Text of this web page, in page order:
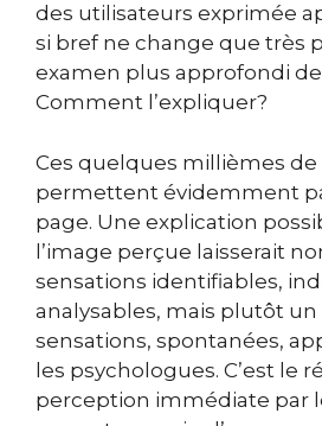
des utilisateurs exprimée
si bref ne change que très
examen plus approfondi de
Comment l’expliquer?
Ces quelques millièmes de
permettent évidemment
page. Une explication
l’image perçue laisserait
sensations identifiables,
analysables, mais plutôt
sensations, spontanées,
les psychologues. C’est le
perception immédiate par